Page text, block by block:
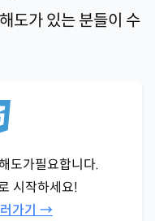
도가 있는 분들이 수
도가필요합니다.
시작하세요!
가기 →